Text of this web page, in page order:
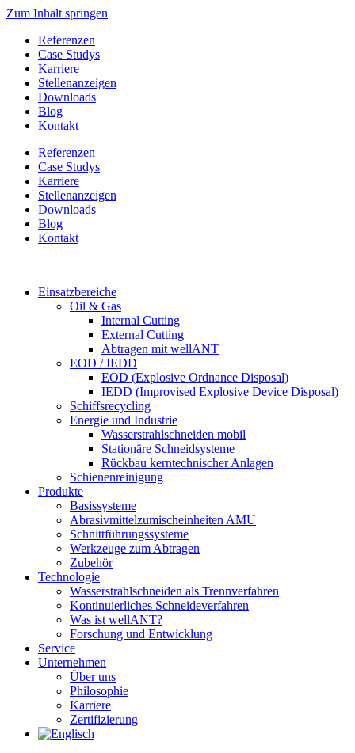
Zum Inhalt springen
Referenzen
Case Studys
Karriere
Stellenanzeigen
Downloads
Blog
Kontakt
Referenzen
Case Studys
Karriere
Stellenanzeigen
Downloads
Blog
Kontakt
Einsatzbereiche
Oil & Gas
Internal Cutting
External Cutting
Abtragen mit wellANT
EOD / IEDD
EOD (Explosive Ordnance Disposal)
IEDD (Improvised Explosive Device Disposal)
Schiffsrecycling
Energie und Industrie
Wasserstrahlschneiden mobil
Stationäre Schneidsysteme
Rückbau kerntechnischer Anlagen
Schienenreinigung
Produkte
Basissysteme
Abrasivmittelzumischeinheiten AMU
Schnittführungssysteme
Werkzeuge zum Abtragen
Zubehör
Technologie
Wasserstrahlschneiden als Trennverfahren
Kontinuierliches Schneideverfahren
Was ist wellANT?
Forschung und Entwicklung
Service
Unternehmen
Über uns
Philosophie
Karriere
Zertifizierung​